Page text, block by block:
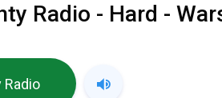
Radio - Hard -
Radio